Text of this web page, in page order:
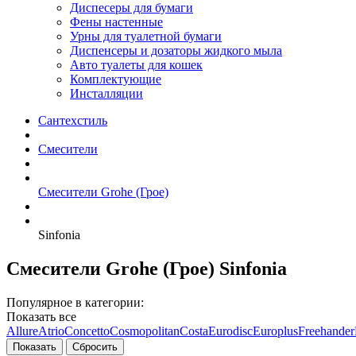
Диспесеры для бумаги
Фены настенные
Урны для туалетной бумаги
Диспенсеры и дозаторы жидкого мыла
Авто туалеты для кошек
Комплектующие
Инсталляции
Сантехстиль
Смесители
Смесители Grohe (Грое)
Sinfonia
Смесители Grohe (Грое) Sinfonia
Популярное в категории:
Показать все
AllureAtrioConcettoCosmopolitanCostaEurodiscEuroplusFreehander